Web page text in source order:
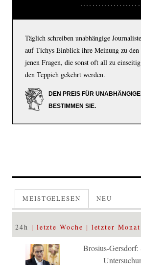
Täglich schreiben unabhängige
auf Tichys Einblick ihre Meinung zu
jenen Fragen, die sonst oft all zu
den Teppich gekehrt werden.
DEN PREIS FÜR
BESTIMMEN SIE.
MEISTGELESEN NEU
24h letzte Woche letzter Monat
Brosius-Gersdorf: